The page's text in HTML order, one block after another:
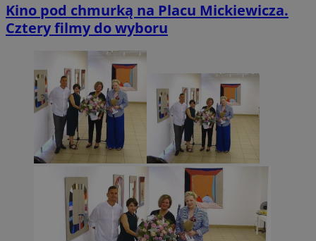
Kino pod chmurką na Placu Mickiewicza.
Cztery filmy do wyboru